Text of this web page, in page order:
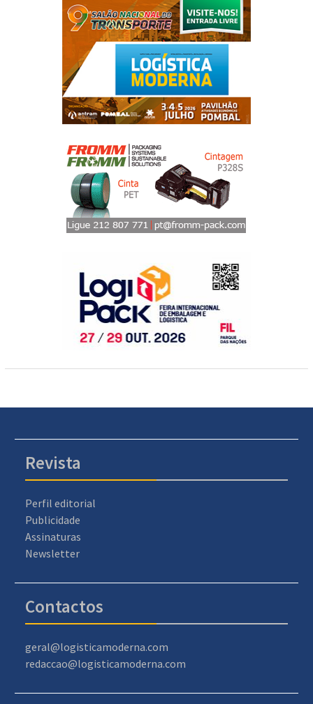
Revista
Perfil editorial
Publicidade
Assinaturas
Newsletter
Contactos
geral@logisticamoderna.com
redaccao@logisticamoderna.com